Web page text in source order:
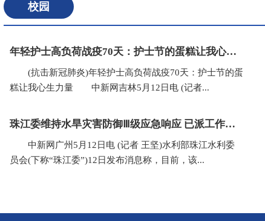
校园
年轻护士高负荷战疫70天：护士节的蛋糕让我心生力量
(抗击新冠肺炎)年轻护士高负荷战疫70天：护士节的蛋
糕让我心生力量 中新网吉林5月12日电 (记者...
珠江委维持水旱灾害防御Ⅲ级应急响应 已派工作组赴粤桂闽等地
中新网广州5月12日电 (记者 王坚)水利部珠江水利委
员会(下称“珠江委”)12日发布消息称，目前，该...